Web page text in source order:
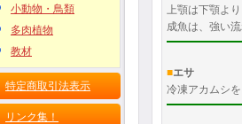
小動物・鳥類
多肉植物
教材
特定商取引法表示
リンク集！
上顎は下顎よ
成魚は、強い
■エサ
冷凍アカムシ